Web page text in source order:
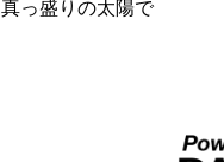
っ盛りの太陽で